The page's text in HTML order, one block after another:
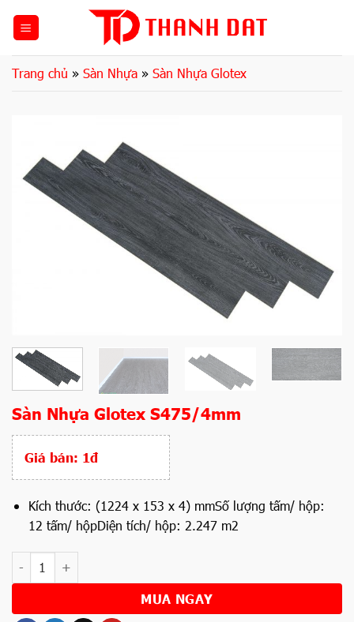
dungTrang chủ » Sàn Nhựa » Sàn Nhựa Glotex
Sàn Nhựa Glotex S475/4mm
Giá bán: 1đ
Kích thước: (1224 x 153 x 4) mmSố lượng tấm/ hộp:
12 tấm/ hộpDiện tích/ hộp: 2.247 m2
Số lượng
MUA NGAY